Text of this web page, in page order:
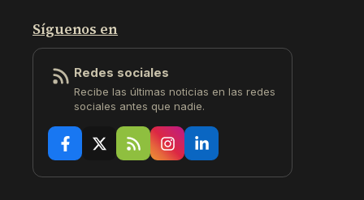
Síguenos en
Redes sociales
Recibe las últimas noticias en las redes
sociales antes que nadie.